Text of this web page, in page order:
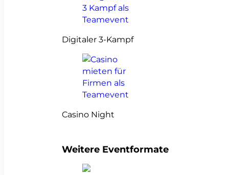
Digitaler 3-Kampf
Casino Night
Weitere Eventformate